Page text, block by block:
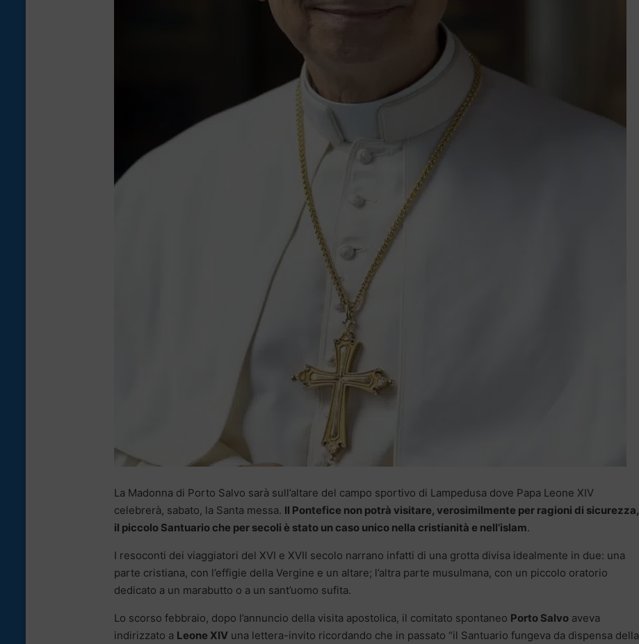
La Madonna di Porto Salvo sarà sull’altare del campo sportivo di Lampedusa dove Papa Leone XIV
celebrerà, sabato, la Santa messa. Il Pontefice non potrà visitare, verosimilmente per ragioni di sicurezza,
il piccolo Santuario che per secoli è stato un caso unico nella cristianità e nell’islam.
I resoconti dei viaggiatori del XVI e XVII secolo narrano infatti di una grotta divisa idealmente in due: una
parte cristiana, con l’effigie della Vergine e un altare; l’altra parte musulmana, con un piccolo oratorio
dedicato a un marabutto o a un sant’uomo sufita.
Lo scorso febbraio, dopo l’annuncio della visita apostolica, il comitato spontaneo Porto Salvo aveva
indirizzato a Leone XIV una lettera-invito ricordando che in passato “il Santuario fungeva da dispensa della